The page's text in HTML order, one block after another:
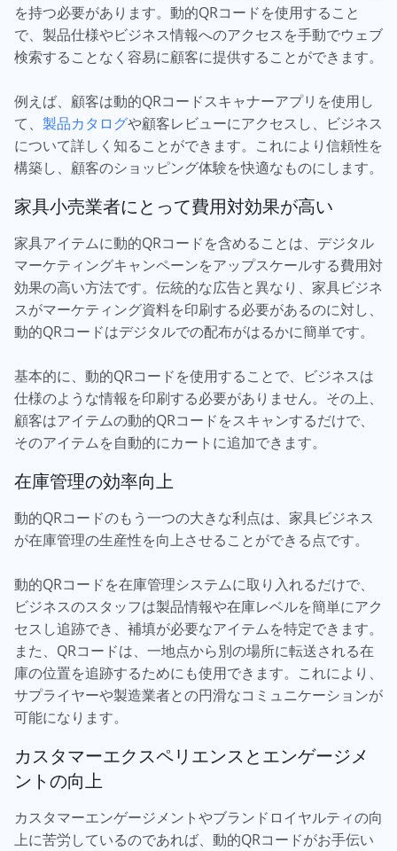
を持つ必要があります。動的QRコードを使用すること
で、製品仕様やビジネス情報へのアクセスを手動でウェブ
検索することなく容易に顧客に提供することができます。
例えば、顧客は動的QRコードスキャナーアプリを使用し
て、 製品カタログや顧客レビューにアクセスし、ビジネス
について詳しく知ることができます。これにより信頼性を
構築し、顧客のショッピング体験を快適なものにします。
家具小売業者にとって費用対効果が高い
家具アイテムに動的QRコードを含めることは、デジタル
マーケティングキャンペーンをアップスケールする費用対
効果の高い方法です。伝統的な広告と異なり、家具ビジネ
スがマーケティング資料を印刷する必要があるのに対し、
動的QRコードはデジタルでの配布がはるかに簡単です。
基本的に、動的QRコードを使用することで、ビジネスは
仕様のような情報を印刷する必要がありません。その上、
顧客はアイテムの動的QRコードをスキャンするだけで、
そのアイテムを自動的にカートに追加できます。
在庫管理の効率向上
動的QRコードのもう一つの大きな利点は、家具ビジネス
が在庫管理の生産性を向上させることができる点です。
動的QRコードを在庫管理システムに取り入れるだけで、
ビジネスのスタッフは製品情報や在庫レベルを簡単にアク
セスし追跡でき、補填が必要なアイテムを特定できます。
また、QRコードは、一地点から別の場所に転送される在
庫の位置を追跡するためにも使用できます。これにより、
サプライヤーや製造業者との円滑なコミュニケーションが
可能になります。
カスタマーエクスペリエンスとエンゲージメ
ントの向上
カスタマーエンゲージメントやブランドロイヤルティの向
上に苦労しているのであれば、動的QRコードがお手伝い